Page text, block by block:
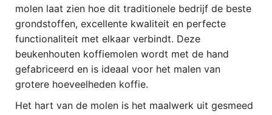
molen laat zien hoe dit traditionele bedrijf de beste
grondstoffen, excellente kwaliteit en perfecte
functionaliteit met elkaar verbindt. Deze
beukenhouten koffiemolen wordt met de hand
gefabriceerd en is ideaal voor het malen van
grotere hoeveelheden koffie.
Het hart van de molen is het maalwerk uit gesmeed